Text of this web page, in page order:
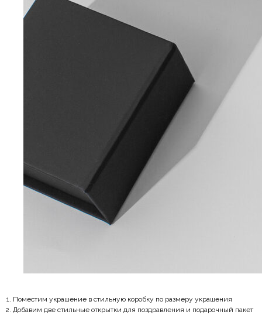
Поместим украшение в стильную коробку по размеру украшения
Добавим две стильные открытки для поздравления и подарочный пакет